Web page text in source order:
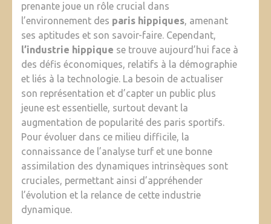
prenante joue un rôle crucial dans
l’environnement des paris hippiques, amenant
ses aptitudes et son savoir-faire. Cependant,
l’industrie hippique se trouve aujourd’hui face à
des défis économiques, relatifs à la démographie
et liés à la technologie. La besoin de actualiser
son représentation et d’capter un public plus
jeune est essentielle, surtout devant la
augmentation de popularité des paris sportifs.
Pour évoluer dans ce milieu difficile, la
connaissance de l’analyse turf et une bonne
assimilation des dynamiques intrinsèques sont
cruciales, permettant ainsi d’appréhender
l’évolution et la relance de cette industrie
dynamique.